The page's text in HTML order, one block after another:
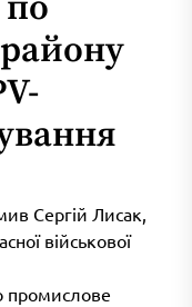
Сергій Лисак,
військової
промислове